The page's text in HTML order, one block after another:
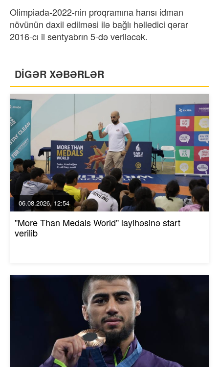
Olimpiada-2022-nin proqramına hansı idman
növünün daxil edilməsi ilə bağlı həlledici qərar
2016-cı il sentyabrın 5-də veriləcək.
DİGƏR XƏBƏRLƏR
06.08.2026, 12:54
"More Than Medals World" layihəsinə start
verilib